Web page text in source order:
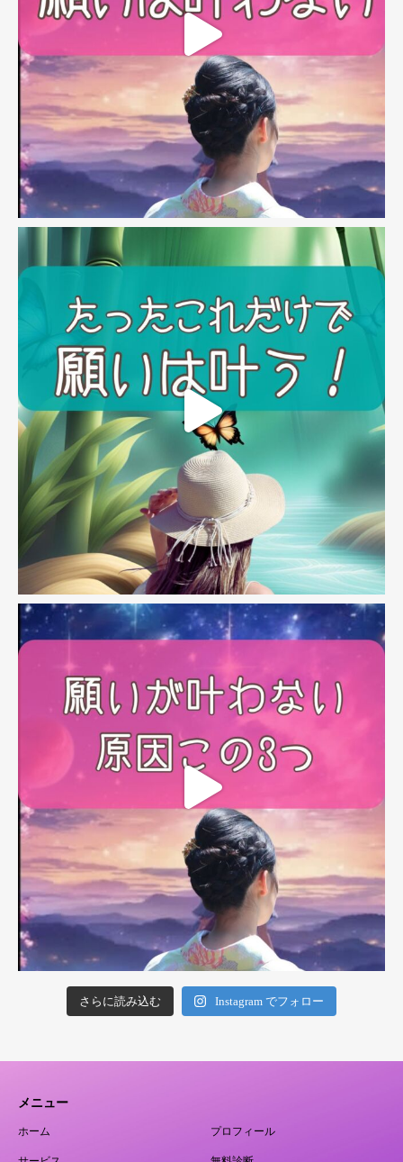
さらに読み込む Instagram でフォロー
メニュー
ホーム プロフィール